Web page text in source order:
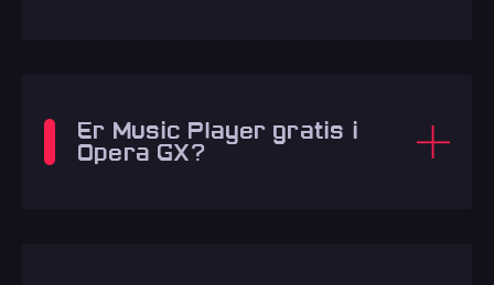
Er Music Player gratis i
Opera GX?